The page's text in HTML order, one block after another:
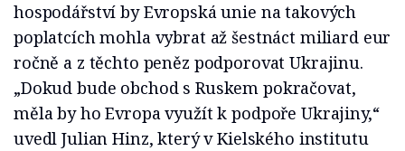
hospodářství by Evropská unie na takových
poplatcích mohla vybrat až šestnáct miliard eur
ročně a z těchto peněz podporovat Ukrajinu.
„Dokud bude obchod s Ruskem pokračovat,
měla by ho Evropa využít k podpoře Ukrajiny,“
uvedl Julian Hinz, který v Kielského institutu